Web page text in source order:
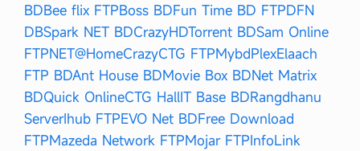
BDBee flix FTPBoss BDFun Time BD FTPDFN
DBSpark NET BDCrazyHDTorrent BDSam Online
FTPNET@HomeCrazyCTG FTPMybdPlexElaach
FTP BDAnt House BDMovie Box BDNet Matrix
BDQuick OnlineCTG HallIT Base BDRangdhanu
ServerIhub FTPEVO Net BDFree Download
FTPMazeda Network FTPMojar FTPInfoLink